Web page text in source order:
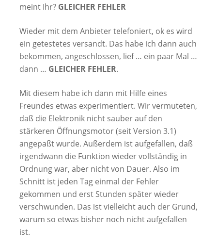
meint Ihr? GLEICHER FEHLER
Wieder mit dem Anbieter telefoniert, ok es wird
ein getestetes versandt. Das habe ich dann auch
bekommen, angeschlossen, lief … ein paar Mal …
dann … GLEICHER FEHLER.
Mit diesem habe ich dann mit Hilfe eines
Freundes etwas experimentiert. Wir vermuteten,
daß die Elektronik nicht sauber auf den
stärkeren Öffnungsmotor (seit Version 3.1)
angepaßt wurde. Außerdem ist aufgefallen, daß
irgendwann die Funktion wieder vollständig in
Ordnung war, aber nicht von Dauer. Also im
Schnitt ist jeden Tag einmal der Fehler
gekommen und erst Stunden später wieder
verschwunden. Das ist vielleicht auch der Grund,
warum so etwas bisher noch nicht aufgefallen
ist.